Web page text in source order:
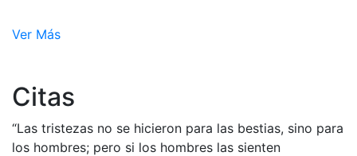
Ver Más
Citas
“Las tristezas no se hicieron para las bestias, sino para
los hombres; pero si los hombres las sienten